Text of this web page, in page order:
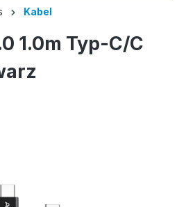
Kabel
1.0m Typ-C/C